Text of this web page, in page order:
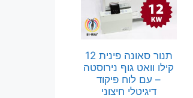
תנור סאונה פינית 12
קילו וואט גוף נירוסטה
– עם לוח פיקוד
דיגיטלי חיצוני